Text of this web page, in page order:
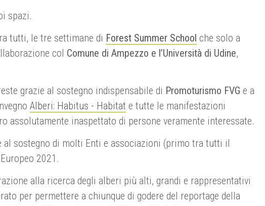
spazi.
tutti, le tre settimane di Forest Summer School che solo a
col Comune di Ampezzo e l’Università di Udine,
grazie al sostegno indispensabile di Promoturismo FVG e a
Alberi: Habitus - Habitat e tutte le manifestazioni
assolutamente inaspettato di persone veramente interessate.
sostegno di molti Enti e associazioni (primo tra tutti il
2021.
alla ricerca degli alberi più alti, grandi e rappresentativi
per permettere a chiunque di godere del reportage della